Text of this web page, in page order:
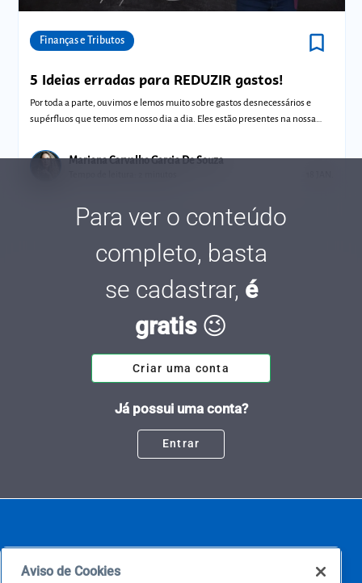
Finanças e Tributos bookmark_border
5 Ideias erradas para REDUZIR gastos!
Por toda a parte, ouvimos e lemos muito sobre gastos desnecessários e
supérfluos que temos em nosso dia a dia. Eles estão presentes na nossa
Mariana Carvalho Garcia De Souza
Para ver o conteúdo
completo, basta
se cadastrar, é
gratis😉
Criar uma conta
Já possui uma conta?
Entrar
Aviso de Cookies